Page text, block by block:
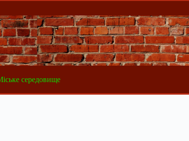
середовище